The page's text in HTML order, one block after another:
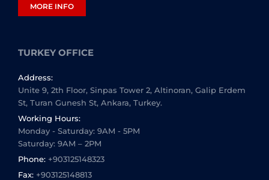
MORE INFO
TURKEY OFFICE
Address:
Unite 9, 2th Floor, Sinpas Tower 2, Altinoran, Galip Erdem
St, Turan Gunesh St, Ankara, Turkey.
Working Hours:
Monday - Saturday: 9AM - 5PM
Saturday: 9AM – 2PM
Phone: +903125148323
Fax: +903125148813